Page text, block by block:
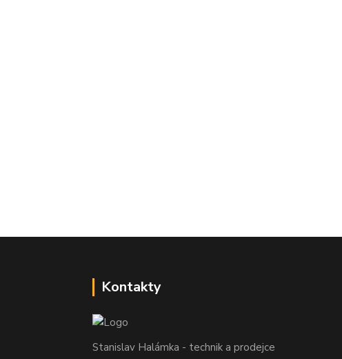
Kontakty
Stanislav Halámka - technik a prodejce